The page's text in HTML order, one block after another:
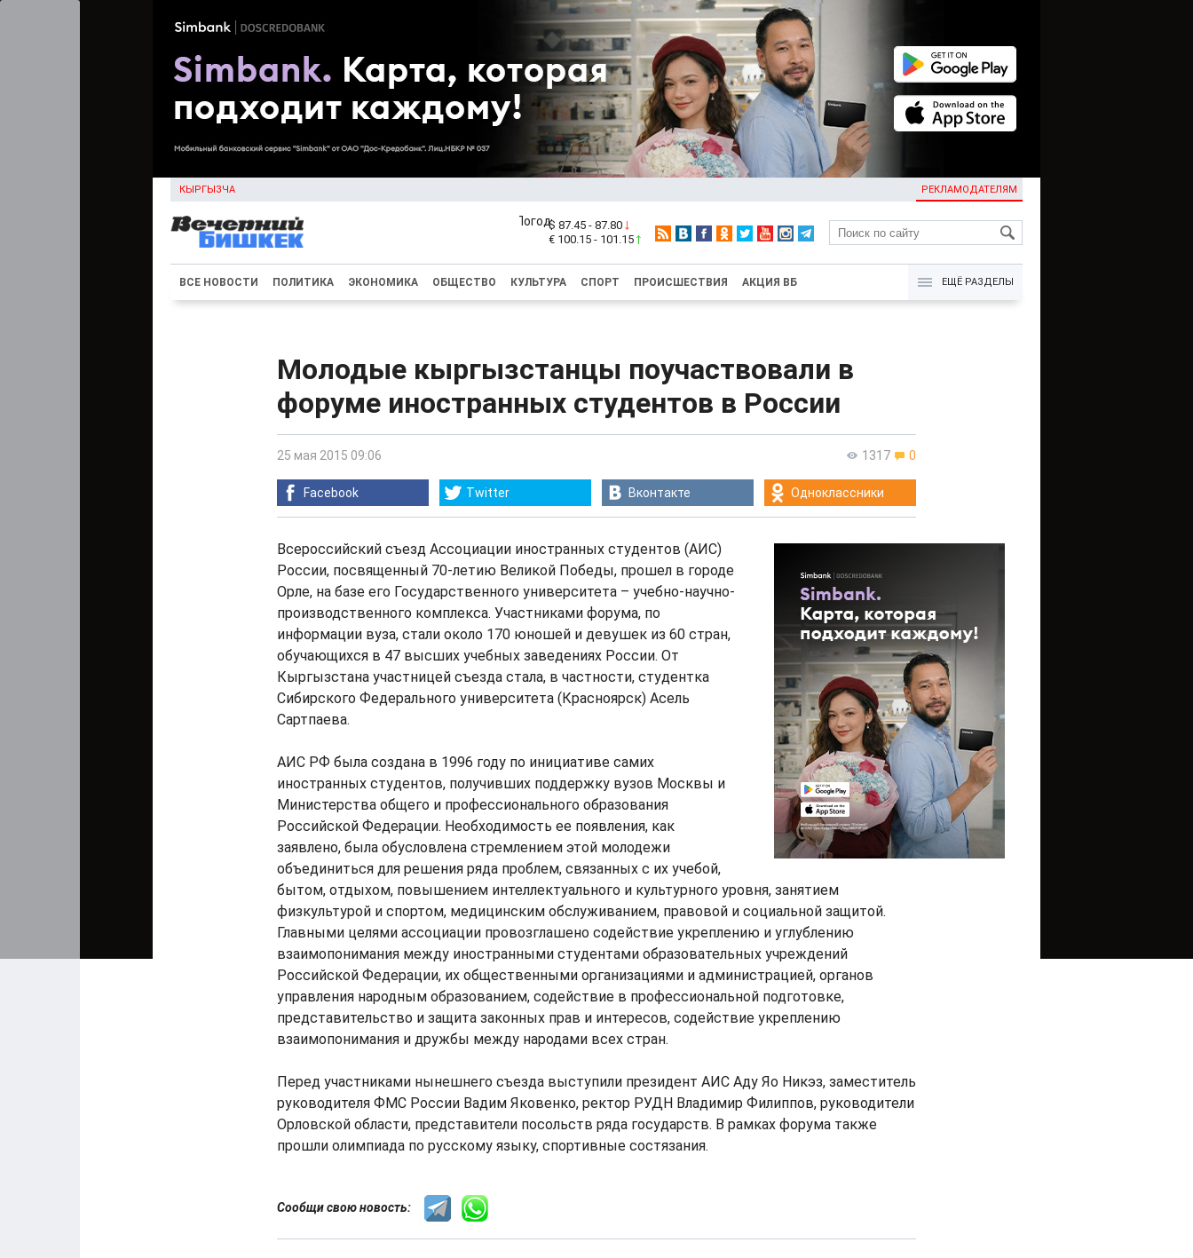
КЫРГЫЗЧА РЕКЛАМОДАТЕЛЯМ
KG
$ 87.45 - 87.80
€ 100.15 - 101.15
ВСЕ НОВОСТИ ПОЛИТИКА ЭКОНОМИКА ОБЩЕСТВО КУЛЬТУРА СПОРТ ПРОИСШЕСТВИЯ АКЦИЯ ВБ ЕЩЁ РАЗДЕЛЫ
Молодые кыргызстанцы поучаствовали в
форуме иностранных студентов в России
1317 0
25 мая 2015 09:06
Facebook Twitter Вконтакте Одноклассники
Всероссийский съезд Ассоциации иностранных студентов (АИС)
России, посвященный 70-летию Великой Победы, прошел в городе
Орле, на базе его Государственного университета – учебно-научно-
производственного комплекса. Участниками форума, по
информации вуза, стали около 170 юношей и девушек из 60 стран,
обучающихся в 47 высших учебных заведениях России. От
Кыргызстана участницей съезда стала, в частности, студентка
Сибирского Федерального университета (Красноярск) Асель
Сартпаева.
АИС РФ была создана в 1996 году по инициативе самих
иностранных студентов, получивших поддержку вузов Москвы и
Министерства общего и профессионального образования
Российской Федерации. Необходимость ее появления, как
заявлено, была обусловлена стремлением этой молодежи
объединиться для решения ряда проблем, связанных с их учебой,
бытом, отдыхом, повышением интеллектуального и культурного уровня, занятием
физкультурой и спортом, медицинским обслуживанием, правовой и социальной защитой.
Главными целями ассоциации провозглашено содействие укреплению и углублению
взаимопонимания между иностранными студентами образовательных учреждений
Российской Федерации, их общественными организациями и администрацией, органов
управления народным образованием, содействие в профессиональной подготовке,
представительство и защита законных прав и интересов, содействие укреплению
взаимопонимания и дружбы между народами всех стран.
Перед участниками нынешнего съезда выступили президент АИС Аду Яо Никэз, заместитель
руководителя ФМС России Вадим Яковенко, ректор РУДН Владимир Филиппов, руководители
Орловской области, представители посольств ряда государств. В рамках форума также
прошли олимпиада по русскому языку, спортивные состязания.
Сообщи свою новость: